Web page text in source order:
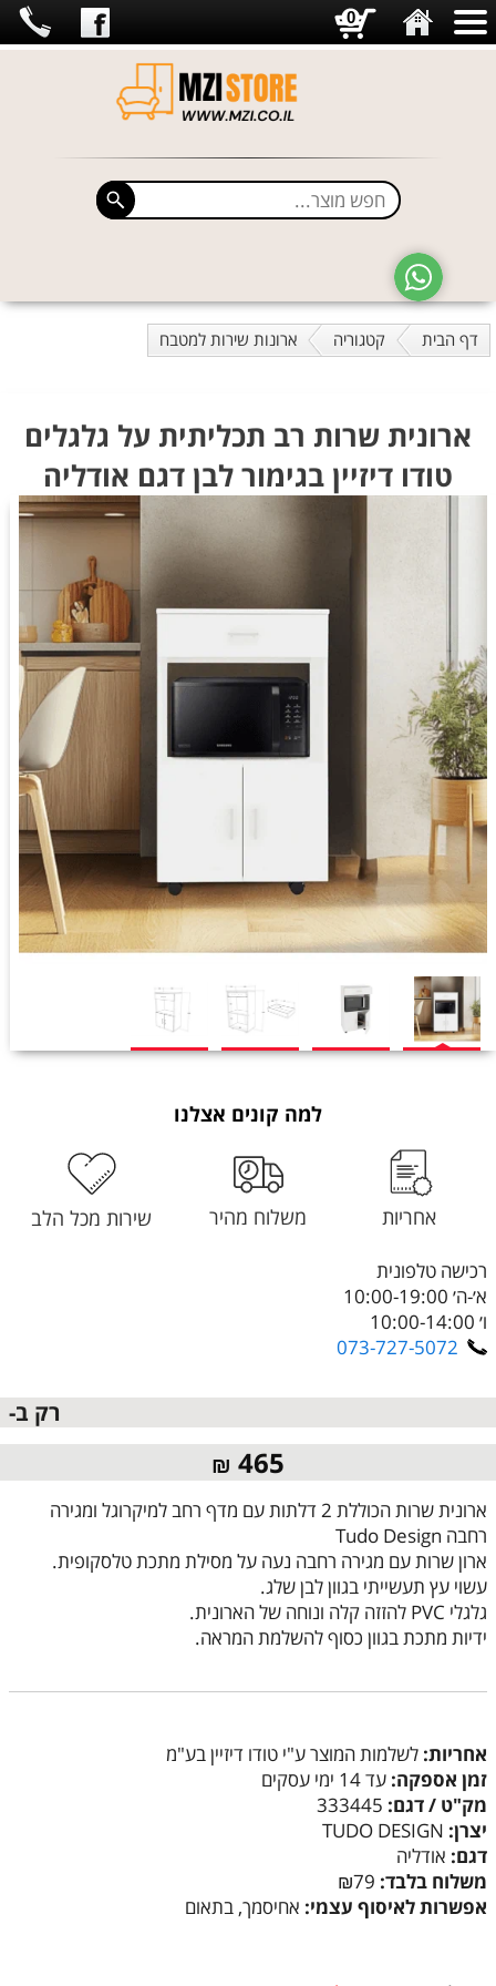
דף הבית קטגוריה ארונות שירות למטבח
ארונית שרות רב תכליתית על גלגלים
טודו דיזיין בגימור לבן דגם אודליה
למה קונים אצלנו
אחריות משלוח מהיר שירות מכל הלב
רכישה טלפונית
א׳-ה׳ 10:00-19:00
ו׳ 10:00-14:00
073-727-5072
רק ב-
465
₪
ארונית שרות הכוללת 2 דלתות עם מדף רחב למיקרוגל ומגירה
רחבה Tudo Design
ארון שרות עם מגירה רחבה נעה על מסילת מתכת טלסקופית.
עשוי עץ תעשייתי בגוון לבן שלג.
גלגלי PVC להזזה קלה ונוחה של הארונית.
ידיות מתכת בגוון כסוף להשלמת המראה.
אחריות: לשלמות המוצר ע"י טודו דיזיין בע"מ
זמן אספקה: עד 14 ימי עסקים
מק"ט / דגם: 333445
יצרן: TUDO DESIGN
דגם: אודליה
משלוח בלבד: ₪79
אפשרות לאיסוף עצמי: אחיסמך, בתאום
0